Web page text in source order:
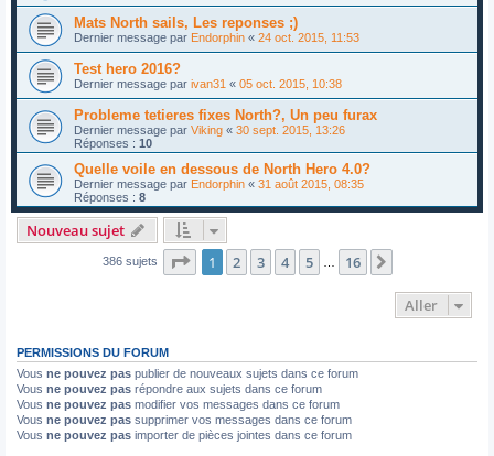
Mats North sails, Les reponses ;)
Dernier message par Endorphin « 24 oct. 2015, 11:53
Test hero 2016?
Dernier message par ivan31 « 05 oct. 2015, 10:38
Probleme tetieres fixes North?, Un peu furax
Dernier message par Viking « 30 sept. 2015, 13:26
Réponses : 10
Quelle voile en dessous de North Hero 4.0?
Dernier message par Endorphin « 31 août 2015, 08:35
Réponses : 8
Nouveau sujet
386 sujets Page 1sur16
1 2 3 4 5 16
Aller
PERMISSIONS DU FORUM
Vous ne pouvez pas publier de nouveaux sujets dans ce forum
Vous ne pouvez pas répondre aux sujets dans ce forum
Vous ne pouvez pas modifier vos messages dans ce forum
Vous ne pouvez pas supprimer vos messages dans ce forum
Vous ne pouvez pas importer de pièces jointes dans ce forum